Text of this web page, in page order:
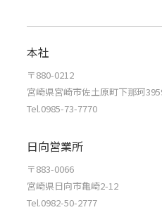
本社
〒880-0212
宮崎県宮崎市佐土原町下那珂
Tel.0985-73-7770
日向営業所
〒883-0066
宮崎県日向市亀崎2-12
Tel.0982-50-2777